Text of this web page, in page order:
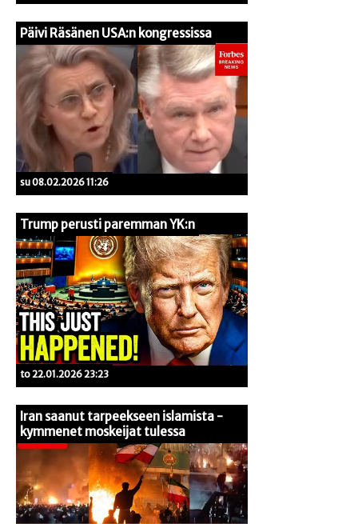
Päivi Räsänen USA:n kongressissa
su 08.02.2026 11:26
Trump perusti paremman YK:n
to 22.01.2026 23:23
Iran saanut tarpeekseen islamista -
kymmenet moskeijat tulessa